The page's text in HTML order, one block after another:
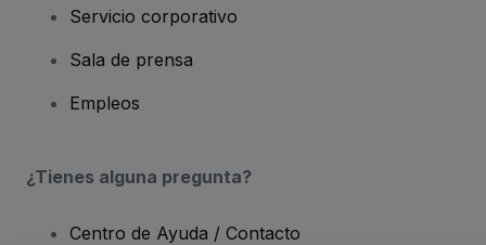
Servicio corporativo
Sala de prensa
Empleos
¿Tienes alguna pregunta?
Centro de Ayuda / Contacto